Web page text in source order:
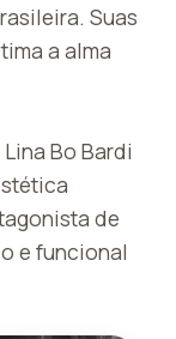
Suas
a alma
Bo Bardi
de
e funcional